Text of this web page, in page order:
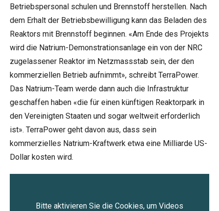
Betriebspersonal schulen und Brennstoff herstellen. Nach
dem Erhalt der Betriebsbewilligung kann das Beladen des
Reaktors mit Brennstoff beginnen. «Am Ende des Projekts
wird die Natrium-Demonstrationsanlage ein von der NRC
zugelassener Reaktor im Netzmassstab sein, der den
kommerziellen Betrieb aufnimmt», schreibt TerraPower.
Das Natrium-Team werde dann auch die Infrastruktur
geschaffen haben «die für einen künftigen Reaktorpark in
den Vereinigten Staaten und sogar weltweit erforderlich
ist». TerraPower geht davon aus, dass sein
kommerzielles Natrium-Kraftwerk etwa eine Milliarde US-
Dollar kosten wird.
Bitte aktivieren Sie die Cookies, um Videos